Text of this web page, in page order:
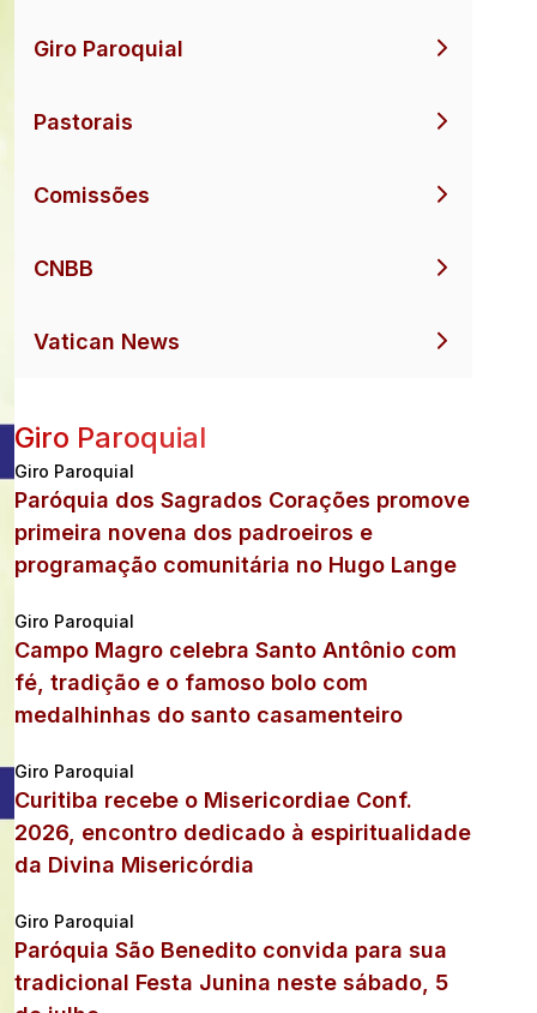
Giro Paroquial
Pastorais
Comissões
CNBB
Vatican News
Giro Paroquial
Giro Paroquial
Paróquia dos Sagrados Corações promove
primeira novena dos padroeiros e
programação comunitária no Hugo Lange
Giro Paroquial
Campo Magro celebra Santo Antônio com
fé, tradição e o famoso bolo com
medalhinhas do santo casamenteiro
Giro Paroquial
Curitiba recebe o Misericordiae Conf.
2026, encontro dedicado à espiritualidade
da Divina Misericórdia
Giro Paroquial
Paróquia São Benedito convida para sua
tradicional Festa Junina neste sábado, 5